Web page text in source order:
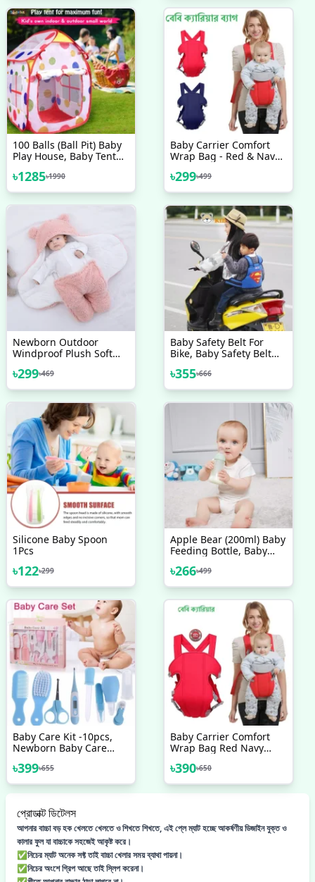
100 Balls (Ball Pit) Baby
Play House, Baby Tent
৳1285৳1990
Baby Carrier Comfort
Wrap Bag - Red & Navy
৳299৳499
Newborn Outdoor
Windproof Plush Soft
Blankets And Winter
Sleeping Bag For (0-12
৳299৳469
Baby Safety Belt For
Bike, Baby Safety Belt
Safety Belt, Kids Safety
Belt, Adjustable
৳355৳666
Silicone Baby Spoon
1Pcs
৳122৳299
Apple Bear (200ml) Baby
Feeding Bottle, Baby
৳266৳499
Baby Care Kit -10pcs,
Newborn Baby Care
Baby Care Kit Nursing
Baby
৳399৳655
Baby Carrier Comfort
Wrap Bag Red Navy
৳390৳650
প্রোডাক্ট ডিটেলস
আপনার বাচ্চা বড় হক খেলতে খেলতে ও শিখতে শিখতে, এই প্লে ম্যাট হচ্ছে আকর্ষণীয় ডিজাইন যুক্ত ও
কালার ফুল যা বাচ্চাকে সহজেই আকৃষ্ট করে।
✅️নিচের ম্যাট অনেক সফ্ট তাই বাচ্চা খেলার সময় ব্যাথা পায়না।
✅️নিচের অংশে গ্রিপ আছে তাই স্লিপ করেনা।